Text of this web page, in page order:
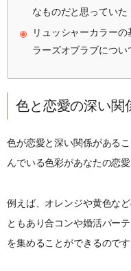
なものだと思っていた
リュッシャーカラー
ラーズオブラブにつ
色と恋愛の深い関
色が恋愛と深い関係がある
んでいる色彩があなたの恋
例えば、オレンジや黄色な
ともあり合コンや婚活パー
を集めることができるのです